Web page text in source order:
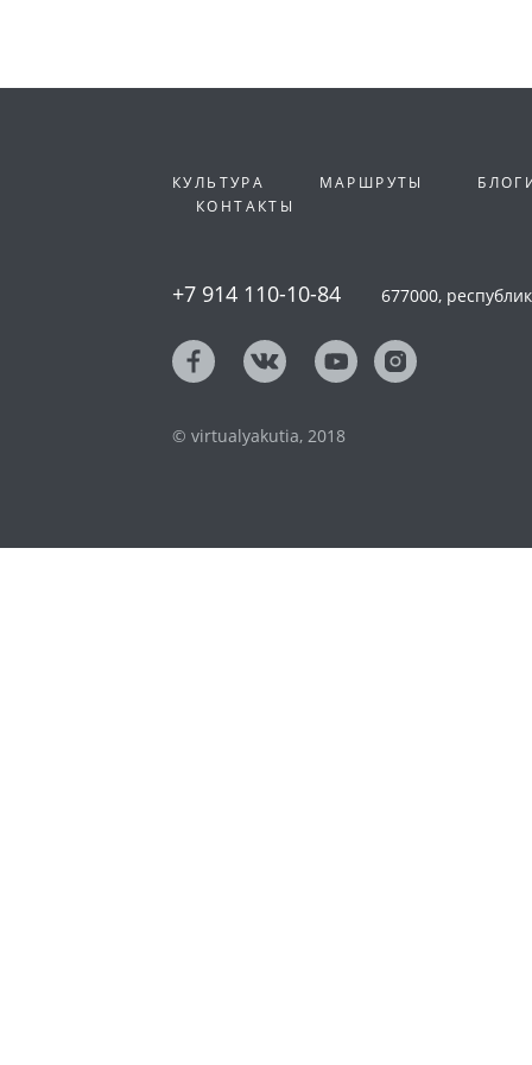
КУЛЬТУРА МАРШРУТЫ
КОНТАКТЫ
+7 914 110-10-84 677000,
© virtualyakutia, 2018